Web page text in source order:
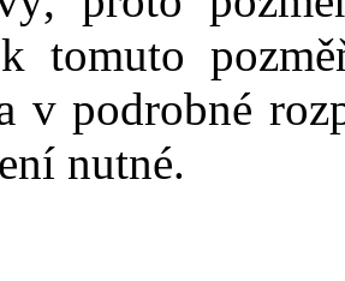
tomuto
v podrobné
nutné.